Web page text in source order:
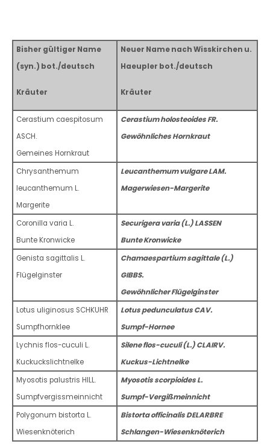
Bisher gültiger Name
(syn.) bot./deutsch
Kräuter
Neuer Name nach Wisskirchen u.
Haeupler bot./deutsch
Kräuter
Cerastium caespitosum
ASCH.
Gemeines Hornkraut
Cerastium holosteoides FR.
Gewöhnliches Hornkraut
Chrysanthemum
leucanthemum L.
Margerite
Leucanthemum vulgare LAM.
Magerwiesen-Margerite
Coronilla varia L.
Bunte Kronwicke
Securigera varia (L.) LASSEN
Bunte Kronwicke
Genista sagittalis L.
Flügelginster
Chamaespartium sagittale (L.)
GIBBS.
Gewöhnlicher Flügelginster
Lotus uliginosus SCHKUHR
Sumpfhornklee
Lotus pedunculatus CAV.
Sumpf-Hornee
Lychnis flos-cuculi L.
Kuckuckslichtnelke
Silene flos-cuculi (L.) CLAIRV.
Kuckus-Lichtnelke
Myosotis palustris HILL.
Sumpfvergissmeinnicht
Myosotis scorpioides L.
Sumpf-Vergißmeinnicht
Polygonum bistorta L.
Wiesenknöterich
Bistorta officinalis DELARBRE
Schlangen-Wiesenknöterich